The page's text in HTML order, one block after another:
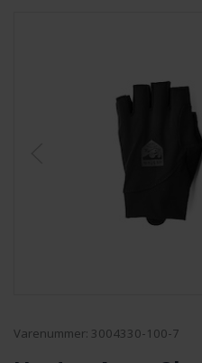
Varenummer: 3004330-100-7